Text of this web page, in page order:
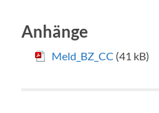
Anhänge
Meld_BZ_CC (41 kB)